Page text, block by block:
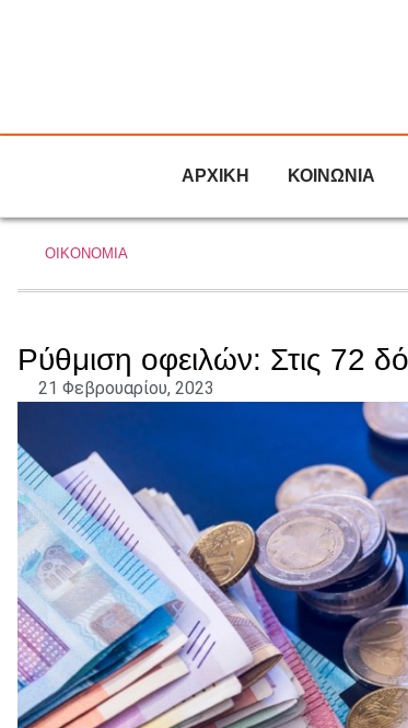
ΑΡΧΙΚΗ ΚΟΙΝΩΝΙΑ
ΟΙΚΟΝΟΜΙΑ
Ρύθμιση οφειλών: Στις 72
21 Φεβρουαρίου, 2023